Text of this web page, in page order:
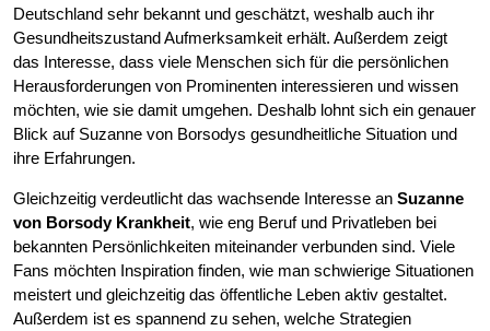
Deutschland sehr bekannt und geschätzt, weshalb auch ihr
Gesundheitszustand Aufmerksamkeit erhält. Außerdem zeigt
das Interesse, dass viele Menschen sich für die persönlichen
Herausforderungen von Prominenten interessieren und wissen
möchten, wie sie damit umgehen. Deshalb lohnt sich ein genauer
Blick auf Suzanne von Borsodys gesundheitliche Situation und
ihre Erfahrungen.
Gleichzeitig verdeutlicht das wachsende Interesse an Suzanne
von Borsody Krankheit, wie eng Beruf und Privatleben bei
bekannten Persönlichkeiten miteinander verbunden sind. Viele
Fans möchten Inspiration finden, wie man schwierige Situationen
meistert und gleichzeitig das öffentliche Leben aktiv gestaltet.
Außerdem ist es spannend zu sehen, welche Strategien